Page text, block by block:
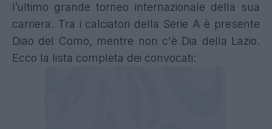
l’ultimo grande torneo internazionale della sua
carriera. Tra i calciatori della Serie A è presente
Diao del Como, mentre non c'è Dia della Lazio.
Ecco la lista completa dei convocati: